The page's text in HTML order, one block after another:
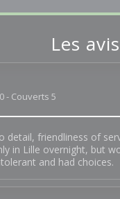
Les
- Couverts 5
detail, friendliness of
in Lille overnight, but
and had choices.